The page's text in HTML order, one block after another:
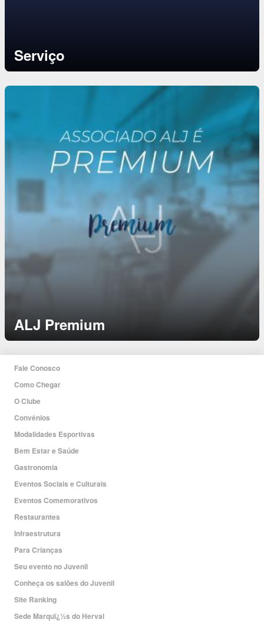
Serviço
ALJ Premium
Fale Conosco
Como Chegar
O Clube
Convênios
Modalidades Esportivas
Bem Estar e Saúde
Gastronomia
Eventos Sociais e Culturais
Eventos Comemorativos
Restaurantes
Infraestrutura
Para Crianças
Seu evento no Juvenil
Conheça os salões do Juvenil
Site Ranking
Sede Marquï¿½s do Herval